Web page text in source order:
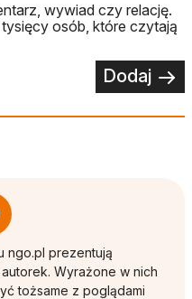
wywiad czy relację.
osób, które czytają
Dodaj
ngo.pl prezentują
Wyrażone w nich
tożsame z poglądami